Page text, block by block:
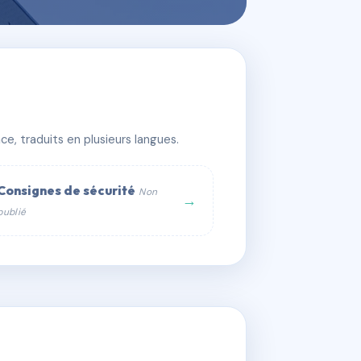
traduits en plusieurs langues.
de sécurité Non
→